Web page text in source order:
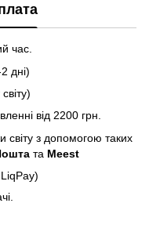
час.
дні)
від 2200 грн.
світу з допомогою таких
та Meest